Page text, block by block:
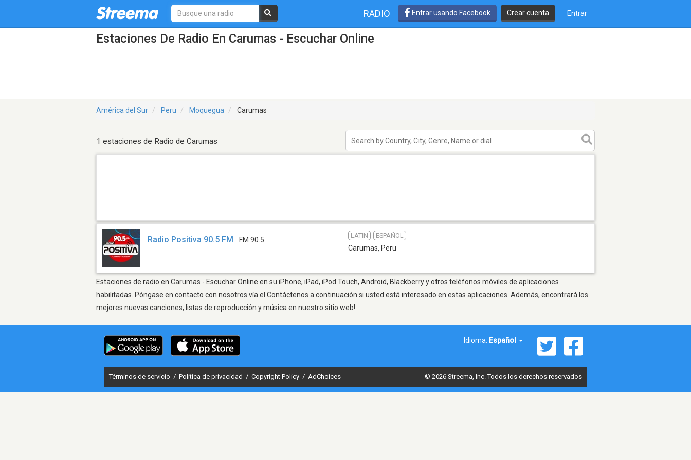
RADIO Entrar usando Facebook Crear cuenta Entrar
Estaciones De Radio En Carumas - Escuchar Online
América del Sur Peru Moquegua Carumas
1 estaciones de Radio de Carumas
Radio Positiva 90.5 FM FM 90.5
LATIN ESPAÑOL
Carumas, Peru
Estaciones de radio en Carumas - Escuchar Online en su iPhone, iPad, iPod Touch, Android, Blackberry y otros teléfonos móviles de aplicaciones
habilitadas. Póngase en contacto con nosotros vía el Contáctenos a continuación si usted está interesado en estas aplicaciones. Además, encontrará los
mejores nuevas canciones, listas de reproducción y música en nuestro sitio web!
Idioma: Español
Términos de servicio / Política de privacidad / Copyright Policy / AdChoices © 2026 Streema, Inc. Todos los derechos reservados